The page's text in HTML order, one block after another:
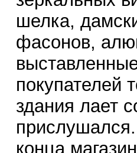
шелка,
фасонов,
покупателей
здания лает
конца